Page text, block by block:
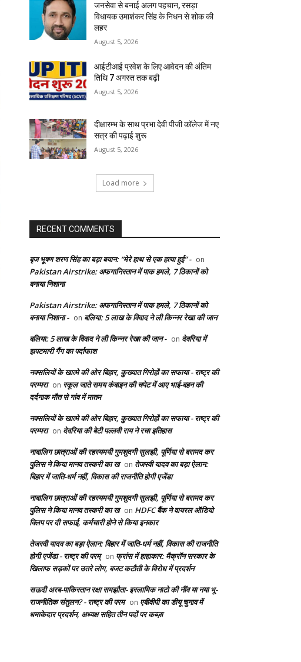
जनसेवा से बनाई अलग पहचान, रसड़ा
विधायक उमाशंकर सिंह के निधन से शोक की
लहर
August 5, 2026
आईटीआई प्रवेश के लिए आवेदन की अंतिम
तिथि 7 अगस्त तक बढ़ी
August 5, 2026
दीक्षारम्भ के साथ प्रभा देवी पीजी कॉलेज में नए
सत्र की पढ़ाई शुरू
August 5, 2026
Load more
RECENT COMMENTS
बृज भूषण शरण सिंह का बड़ा बयान: “मेरे हाथ से एक हत्या हुई” - on
Pakistan Airstrike: अफगानिस्तान में पाक हमले, 7 ठिकानों को
बनाया निशाना
Pakistan Airstrike: अफगानिस्तान में पाक हमले, 7 ठिकानों को
बनाया निशाना - on बलिया: 5 लाख के विवाद ने ली किन्नर रेखा की जान
बलिया: 5 लाख के विवाद ने ली किन्नर रेखा की जान - on देवरिया में
झपटमारी गैंग का पर्दाफाश
नक्सलियों के खात्मे की ओर बिहार, कुख्यात गिरोहों का सफाया - राष्ट्र की
परम्परा on स्कूल जाते समय कंबाइन की चपेट में आए भाई-बहन की
दर्दनाक मौत से गांव में मातम
नक्सलियों के खात्मे की ओर बिहार, कुख्यात गिरोहों का सफाया - राष्ट्र की
परम्परा on देवरिया की बेटी पल्लवी राय ने रचा इतिहास
नाबालिग छात्राओं की रहस्यमयी गुमशुदगी सुलझी, पूर्णिया से बरामद कर
पुलिस ने किया मानव तस्करी का ख on तेजस्वी यादव का बड़ा ऐलान:
बिहार में जाति-धर्म नहीं, विकास की राजनीति होगी एजेंडा
नाबालिग छात्राओं की रहस्यमयी गुमशुदगी सुलझी, पूर्णिया से बरामद कर
पुलिस ने किया मानव तस्करी का ख on HDFC बैंक ने वायरल ऑडियो
क्लिप पर दी सफाई, कर्मचारी होने से किया इनकार
तेजस्वी यादव का बड़ा ऐलान: बिहार में जाति-धर्म नहीं, विकास की राजनीति
होगी एजेंडा - राष्ट्र की परम् on फ्रांस में हाहाकार: मैक्रॉन सरकार के
खिलाफ सड़कों पर उतरे लोग, बजट कटौती के विरोध में प्रदर्शन
सऊदी अरब-पाकिस्तान रक्षा समझौता- इस्लामिक नाटो की नींव या नया भू-
राजनीतिक संतुलन? - राष्ट्र की परम on एबीवीपी का डीयू चुनाव में
धमाकेदार प्रदर्शन, अध्यक्ष सहित तीन पदों पर कब्ज़ा